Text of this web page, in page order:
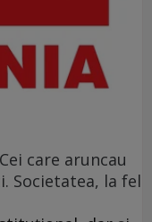
care aruncau
Societatea, la fel